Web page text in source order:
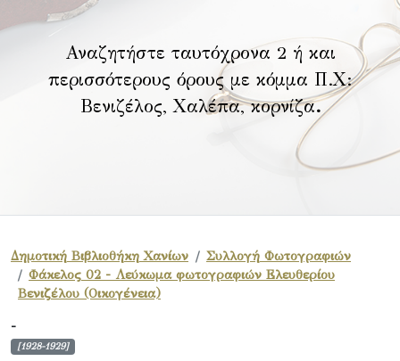
Αναζητήστε ταυτόχρονα 2 ή και
περισσότερους όρους με κόμμα Π.Χ:
Βενιζέλος, Χαλέπα, κορνίζα.
Δημοτική Βιβλιοθήκη Χανίων
Συλλογή Φωτογραφιών
Φάκελος 02 - Λεύκωμα φωτογραφιών Ελευθερίου
Βενιζέλου (Οικογένεια)
-
[1928-1929]